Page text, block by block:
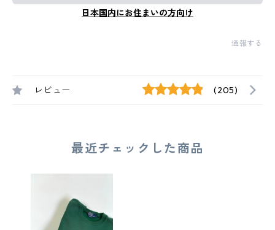
日本国内にお住まいの方向け
通報する
レビュー (205)
最近チェックした商品